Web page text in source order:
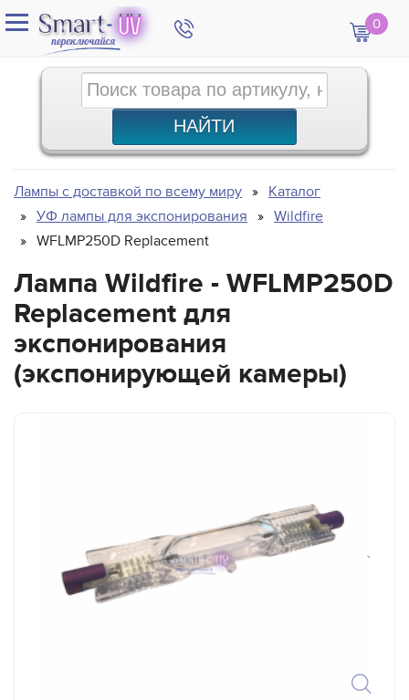
0
Лампы с доставкой по всему миру
Каталог
УФ лампы для экспонирования
Wildfire
WFLMP250D Replacement
Лампа Wildfire - WFLMP250D
Replacement для
экспонирования
(экспонирующей камеры)
`